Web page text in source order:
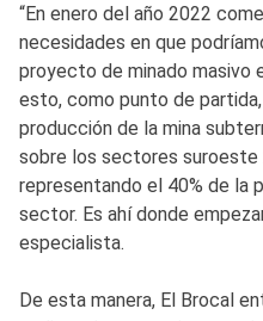
“En enero del año 2022
necesidades en que
proyecto de minado masivo
esto, como punto de
producción de la mina
sobre los sectores suroeste
representando el 40% de la
sector. Es ahí donde
especialista.
De esta manera, El Brocal